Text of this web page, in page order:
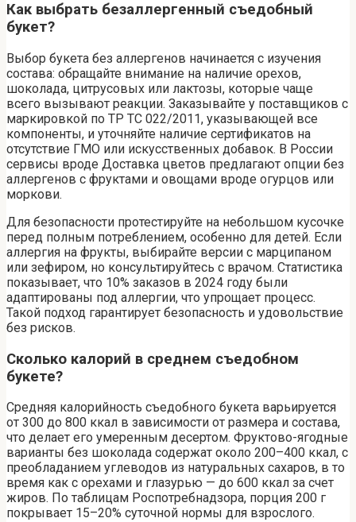
Как выбрать безаллергенный съедобный
букет?
Выбор букета без аллергенов начинается с изучения
состава: обращайте внимание на наличие орехов,
шоколада, цитрусовых или лактозы, которые чаще
всего вызывают реакции. Заказывайте у поставщиков с
маркировкой по ТР ТС 022/2011, указывающей все
компоненты, и уточняйте наличие сертификатов на
отсутствие ГМО или искусственных добавок. В России
сервисы вроде Доставка цветов предлагают опции без
аллергенов с фруктами и овощами вроде огурцов или
моркови.
Для безопасности протестируйте на небольшом кусочке
перед полным потреблением, особенно для детей. Если
аллергия на фрукты, выбирайте версии с марципаном
или зефиром, но консультируйтесь с врачом. Статистика
показывает, что 10% заказов в 2024 году были
адаптированы под аллергии, что упрощает процесс.
Такой подход гарантирует безопасность и удовольствие
без рисков.
Сколько калорий в среднем съедобном
букете?
Средняя калорийность съедобного букета варьируется
от 300 до 800 ккал в зависимости от размера и состава,
что делает его умеренным десертом. Фруктово-ягодные
варианты без шоколада содержат около 200–400 ккал, с
преобладанием углеводов из натуральных сахаров, в то
время как с орехами и глазурью — до 600 ккал за счет
жиров. По таблицам Роспотребнадзора, порция 200 г
покрывает 15–20% суточной нормы для взрослого.